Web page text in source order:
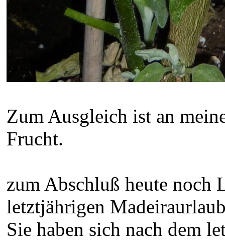
Zum Ausgleich ist an
Frucht.
zum Abschluß heute
letztjährigen
Sie haben sich nach dem